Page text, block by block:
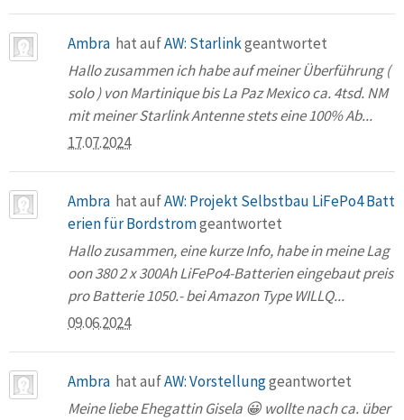
Ambra hat aufAW: Starlinkgeantwortet
Hallo zusammen ich habe auf meiner Überführung (
solo ) von Martinique bis La Paz Mexico ca. 4tsd. NM
mit meiner Starlink Antenne stets eine 100% Ab...
17.07.2024
Ambra hat aufAW: Projekt Selbstbau LiFePo4 Batt
erien für Bordstromgeantwortet
Hallo zusammen, eine kurze Info, habe in meine Lag
oon 380 2 x 300Ah LiFePo4-Batterien eingebaut preis
pro Batterie 1050.- bei Amazon Type WILLQ...
09.06.2024
Ambra hat aufAW: Vorstellunggeantwortet
Meine liebe Ehegattin Gisela 😀 wollte nach ca. über